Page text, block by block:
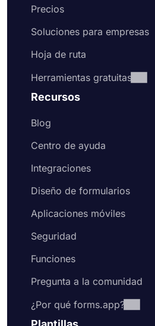
Precios
Soluciones para empresas
Hoja de ruta
Herramientas gratuitas
Recursos
Blog
Centro de ayuda
Integraciones
Diseño de formularios
Aplicaciones móviles
Seguridad
Funciones
Pregunta a la comunidad
¿Por qué forms.app?